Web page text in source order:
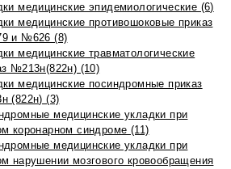
медицинские эпидемиологические (6)
медицинские противошоковые приказ
и №626 (8)
медицинские травматологические
№213н(822н) (10)
медицинские посиндромные приказ
(822н) (3)
медицинские укладки при
коронарном синдроме (11)
медицинские укладки при
нарушении мозгового кровообращения